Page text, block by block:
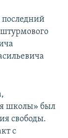
последний
школы» был
свободы.
с